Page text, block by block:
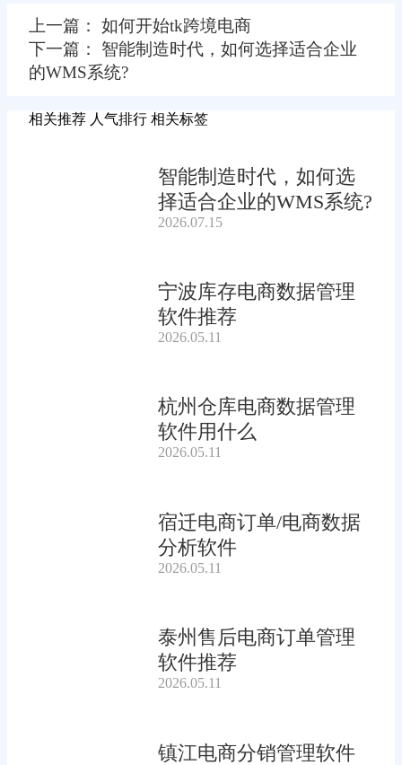
上一篇： 如何开始tk跨境电商
下一篇： 智能制造时代，如何选择适合企业
的WMS系统?
相关推荐 人气排行 相关标签
智能制造时代，如何选
择适合企业的WMS系统?
2026.07.15
宁波库存电商数据管理
软件推荐
2026.05.11
杭州仓库电商数据管理
软件用什么
2026.05.11
宿迁电商订单/电商数据
分析软件
2026.05.11
泰州售后电商订单管理
软件推荐
2026.05.11
镇江电商分销管理软件